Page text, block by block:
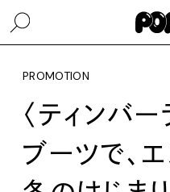
PROMOTION
〈ティンバ
ブーツで、